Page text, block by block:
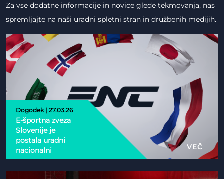
Za vse dodatne informacije in novice glede tekmovanja, nas
spremljajte na naši uradni spletni stran in družbenih medijih.
Dogodek | 27.03.26
E-športna zveza
Slovenije je
postala uradni
nacionalni
partner Esports
Nations Cup 2026
VEČ